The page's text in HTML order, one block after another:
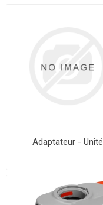
Adaptateur - Unité